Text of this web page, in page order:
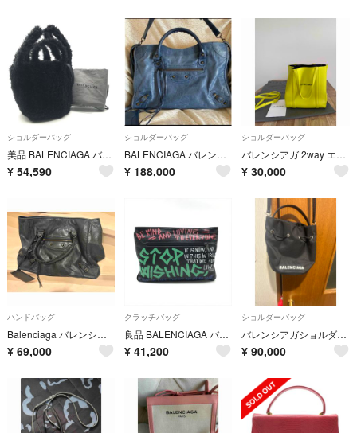
ショルダーバッグ
美品 BALENCIAGA バレンシアガ 2WAY ハンド ショルダー バッグ ブラック エブリデイ ファー レディース ロゴ刺繡 ブランド 鞄 r1477
¥ 54,590
ショルダーバッグ
BALENCIAGA バレンシアガ エディターズバッグ ショルダーバッグ 希少色
¥ 188,000
ショルダーバッグ
バレンシアガ 2way エブリデイ トートバッグ レザー 斜め掛け イエロー
¥ 30,000
ハンドバッグ
Balenciaga バレンシアガ ザサンデー
¥ 69,000
クラッチバッグ
良品 BALENCIAGA バレンシアガ グラフィティ エクスプローラー マルチカラー クラッチ セカンド バッグ レザー ブラック a12283
¥ 41,200
ショルダーバッグ
バレンシアガショルダー値引き
¥ 90,000